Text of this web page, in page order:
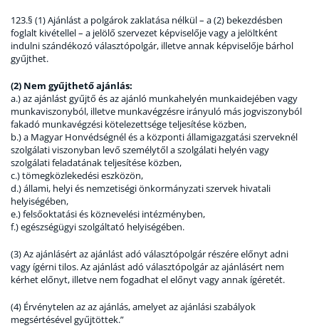
123.§ (1) Ajánlást a polgárok zaklatása nélkül – a (2) bekezdésben
foglalt kivétellel – a jelölő szervezet képviselője vagy a jelöltként
indulni szándékozó választópolgár, illetve annak képviselője bárhol
gyűjthet.
(2) Nem gyűjthető ajánlás:
a.) az ajánlást gyűjtő és az ajánló munkahelyén munkaidejében vagy
munkaviszonyból, illetve munkavégzésre irányuló más jogviszonyból
fakadó munkavégzési kötelezettsége teljesítése közben,
b.) a Magyar Honvédségnél és a központi államigazgatási szerveknél
szolgálati viszonyban levő személytől a szolgálati helyén vagy
szolgálati feladatának teljesítése közben,
c.) tömegközlekedési eszközön,
d.) állami, helyi és nemzetiségi önkormányzati szervek hivatali
helyiségében,
e.) felsőoktatási és köznevelési intézményben,
f.) egészségügyi szolgáltató helyiségében.
(3) Az ajánlásért az ajánlást adó választópolgár részére előnyt adni
vagy ígérni tilos. Az ajánlást adó választópolgár az ajánlásért nem
kérhet előnyt, illetve nem fogadhat el előnyt vagy annak ígéretét.
(4) Érvénytelen az az ajánlás, amelyet az ajánlási szabályok
megsértésével gyűjtöttek.”